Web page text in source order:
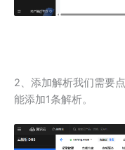
2、添加解析我们需要
能添加1条解析。